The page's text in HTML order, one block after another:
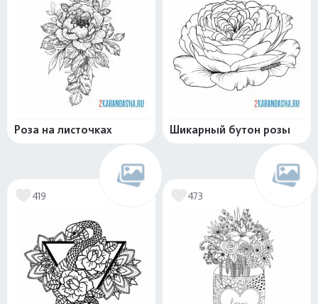
Роза на листочках Шикарный бутон розы
419 473